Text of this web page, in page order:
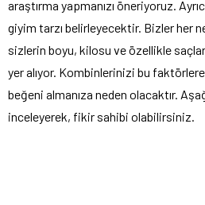
araştırma yapmanızı öneriyoruz.
giyim tarzı belirleyecektir. Bizler her
sizlerin boyu, kilosu ve özellikle
yer alıyor. Kombinlerinizi bu
beğeni almanıza neden olacaktır.
inceleyerek, fikir sahibi olabilirsiniz.